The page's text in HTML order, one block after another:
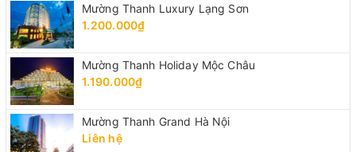
Mường Thanh Luxury Lạng Sơn
1.200.000₫
Mường Thanh Holiday Mộc Châu
1.190.000₫
Mường Thanh Grand Hà Nội
Liên hệ